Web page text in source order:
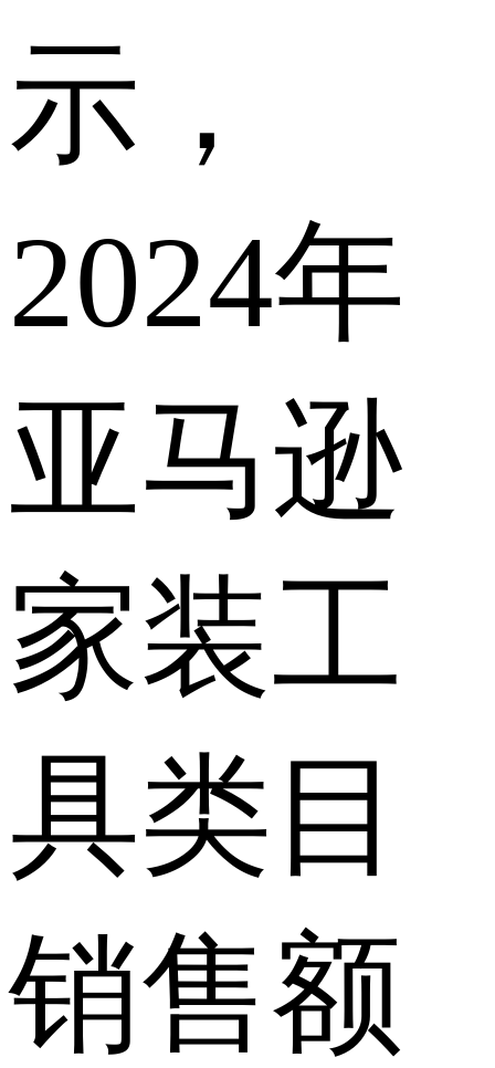
示，
2024年
亚马逊
家装工
具类目
销售额